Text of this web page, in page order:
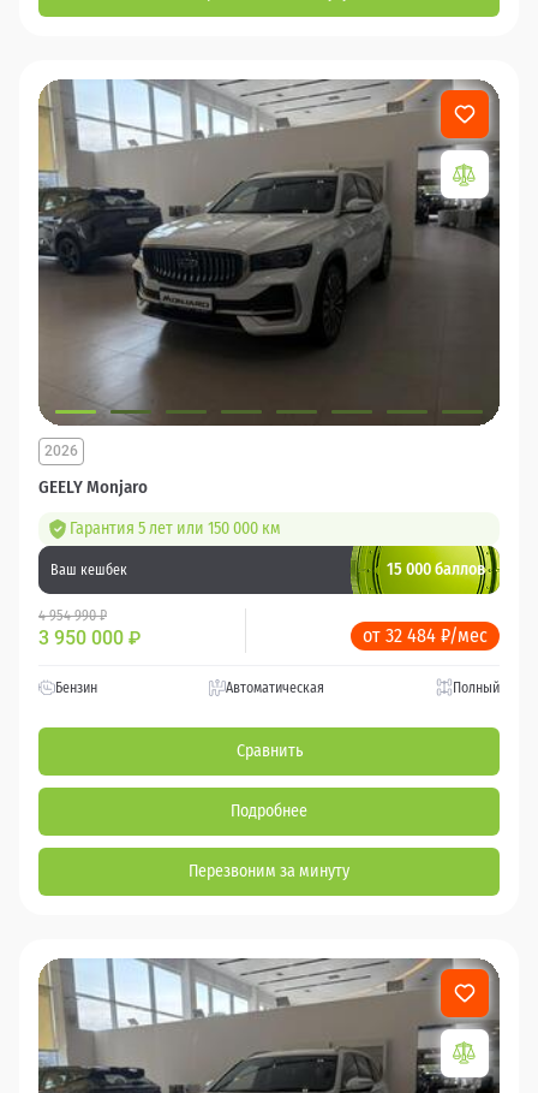
GEELY Monjaro
2026
Гарантия 5 лет или 150 000 км
Ваш кешбек 15 000 баллов
4 954 990 ₽
3 950 000 ₽ от 32 484 ₽/мес
Бензин Автоматическая Полный
Сравнить
Подробнее
Перезвоним за минуту